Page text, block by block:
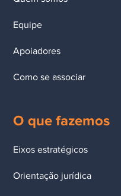
Equipe
Apoiadores
Como se associar
O que fazemos
Eixos estratégicos
Orientação jurídica